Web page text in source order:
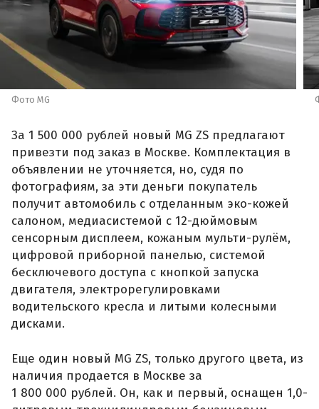
Фото MG
За 1 500 000 рублей новый MG ZS предлагают
привезти под заказ в Москве. Комплектация в
объявлении не уточняется, но, судя по
фотографиям, за эти деньги покупатель
получит автомобиль с отделанным эко-кожей
салоном, медиасистемой с 12-дюймовым
сенсорным дисплеем, кожаным мульти-рулём,
цифровой приборной панелью, системой
бесключевого доступа с кнопкой запуска
двигателя, электрорегулировками
водительского кресла и литыми колесными
дисками.
Еще один новый MG ZS, только другого цвета, из
наличия продается в Москве за
1 800 000 рублей. Он, как и первый, оснащен 1,0-